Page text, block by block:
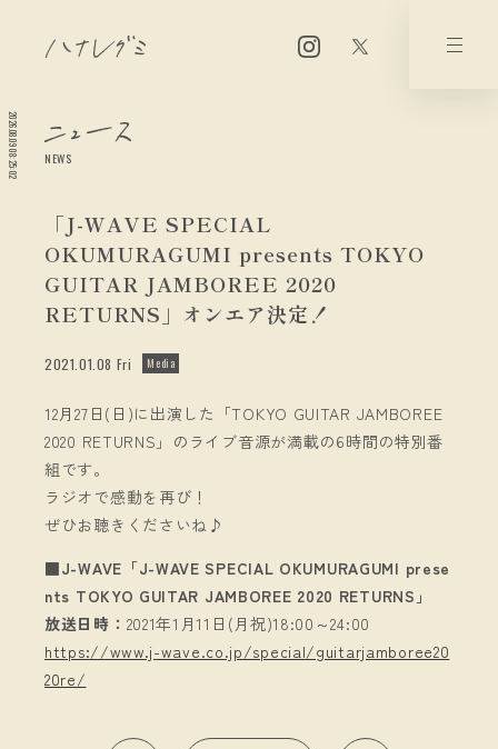
2026.08.09 08:25:02 NEWS
「J-WAVE SPECIAL
OKUMURAGUMI presents TOKYO
GUITAR JAMBOREE 2020
RETURNS」オンエア決定！
2021.01.08 Fri Media
12月27日(日)に出演した「TOKYO GUITAR JAMBOREE
2020 RETURNS」のライブ音源が満載の6時間の特別番
組です。
ラジオで感動を再び！
ぜひお聴きくださいね♪
■J-WAVE「J-WAVE SPECIAL OKUMURAGUMI prese
nts TOKYO GUITAR JAMBOREE 2020 RETURNS」
放送日時： 2021年1月11日(月祝)18:00～24:00
https://www.j-wave.co.jp/special/guitarjamboree20
20re/